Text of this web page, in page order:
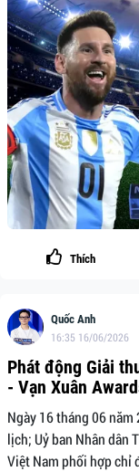
Thích
Quốc Anh
16:35 16/06/2026
Phát động Giải
- Vạn Xuân
Ngày 16 tháng 06 năm
lịch; Uỷ ban Nhân dân
Việt Nam phối hợp chỉ